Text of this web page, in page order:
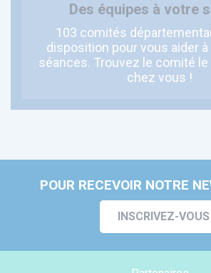
Des équipes à votre
103 comités
disposition pour vous aider
séances. Trouvez le comité
chez vous !
POUR RECEVOIR NOTRE
INSCRIVEZ-VOUS